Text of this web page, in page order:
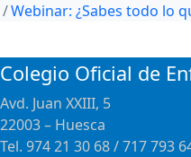
Webinar: ¿Sabes todo lo
Colegio Oficial de
Avd. Juan XXIII, 5
22003 – Huesca
Tel. 974 21 30 68 / 717 793